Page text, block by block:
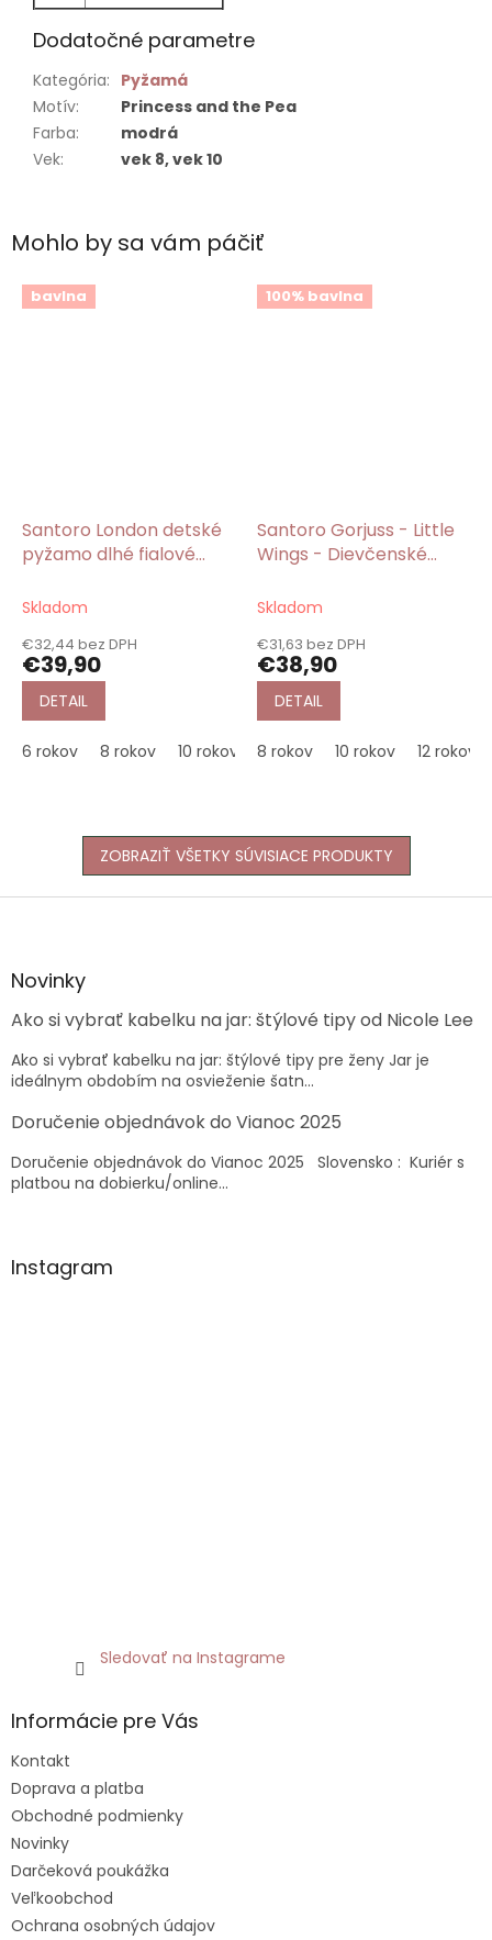
Mohlo by sa vám páčiť
bavlna
Santoro London detské
pyžamo dlhé fialové
Skladom
€32,44 bez DPH
€39,90
DETAIL
6 rokov 8 rokov 10 rokov 12 rokov 14 rokov 16 rokov
100% bavlna
Santoro Gorjuss - Little
Wings - Dievčenské
Skladom
€31,63 bez DPH
€38,90
DETAIL
8 rokov 10 rokov 12 rokov
ZOBRAZIŤ VŠETKY SÚVISIACE PRODUKTY
Dodatočné parametre
Kategória: Pyžamá
Motív:
Princess and the Pea
Farba:
modrá
Vek: vek 8, vek 10
Z
äNovinky
Ako si vybrať kabelku na jar: štýlové tipy od Nicole Lee
Ako si vybrať kabelku na jar: štýlové tipy pre ženy Jar je
ideálnym obdobím na osvieženie šatn...
Doručenie objednávok do Vianoc 2025
Doručenie objednávok do Vianoc 2025 Slovensko : Kuriér s
platbou na dobierku/online...
Instagram
Sledovať na Instagrame
Informácie pre Vás
Kontakt
Doprava a platba
Obchodné podmienky
Novinky
Darčeková poukážka
Veľkoobchod
Ochrana osobných údajov